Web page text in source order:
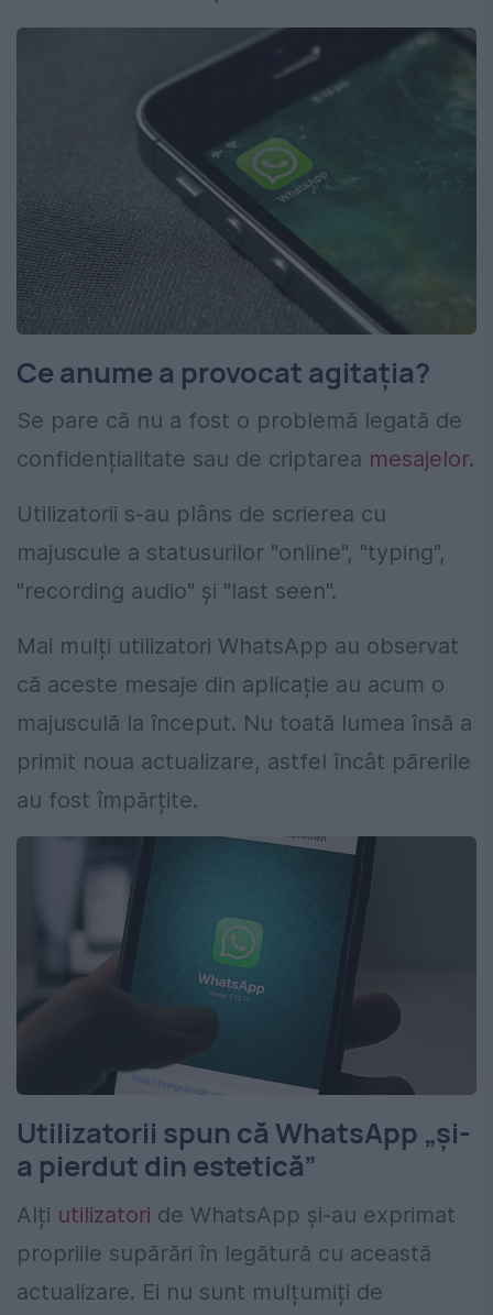
Ce anume a provocat agitația?
Se pare că nu a fost o problemă legată de
confidențialitate sau de criptarea mesajelor.
Utilizatorii s-au plâns de scrierea cu
majuscule a statusurilor "online", "typing",
"recording audio" și "last seen".
Mai mulți utilizatori WhatsApp au observat
că aceste mesaje din aplicație au acum o
majusculă la început. Nu toată lumea însă a
primit noua actualizare, astfel încât părerile
au fost împărțite.
Utilizatorii spun că WhatsApp „și-
a pierdut din estetică”
Alți utilizatori de WhatsApp și-au exprimat
propriile supărări în legătură cu această
actualizare. Ei nu sunt mulțumiți de